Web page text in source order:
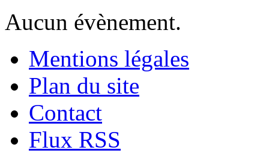
Aucun évènement.
Mentions légales
Plan du site
Contact
Flux RSS